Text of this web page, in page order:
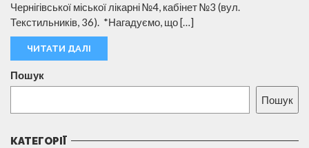
Чернігівської міської лікарні №4, кабінет №3 (вул.
Текстильників, 36). *Нагадуємо, що […]
ЧИТАТИ ДАЛІ
Пошук
Пошук
КАТЕГОРІЇ